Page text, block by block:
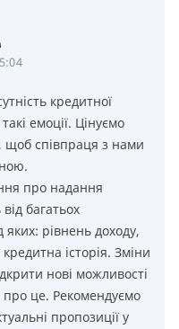
кредитної
емоції. Цінуємо
щоб співпраця з нами
про надання
багатьох
яких: рівнень доходу,
історія. Зміни
нові можливості
про це. Рекомендуємо
пропозиції у